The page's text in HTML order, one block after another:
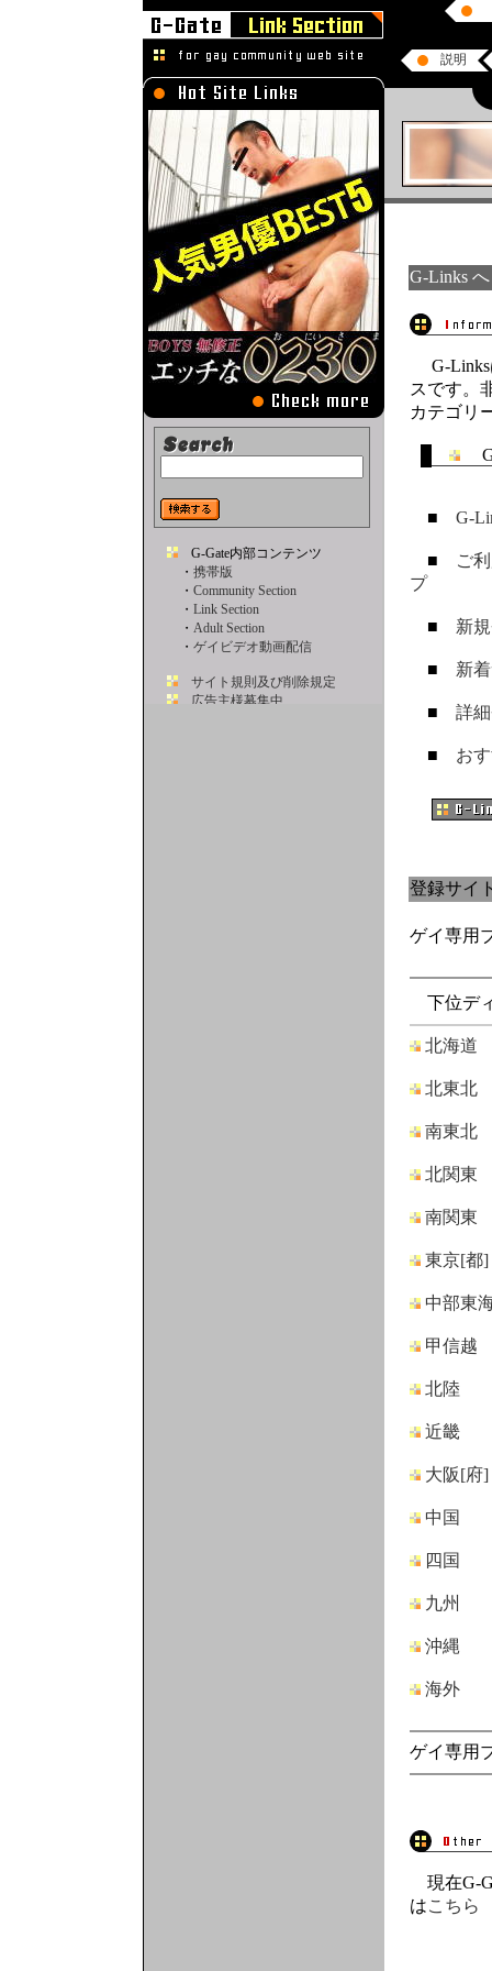
G-Links
G-Links
スです。
カテゴリ
■ G-
■
ご
プ
■ 新
■ 新
■ 詳
■ お
登録サイ
ゲイ専用
下位デ
北海道
北東北
南東北
北関東
南関東
東京[都]
中部東
甲信越
北陸
近畿
大阪[府]
中国
四国
九州
沖縄
海外
ゲイ専用
現在G-
はこちら